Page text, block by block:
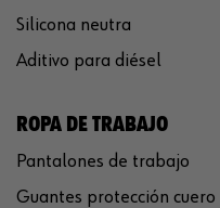
Silicona neutra
Aditivo para diésel
ROPA DE TRABAJO
Pantalones de trabajo
Guantes protección cuero